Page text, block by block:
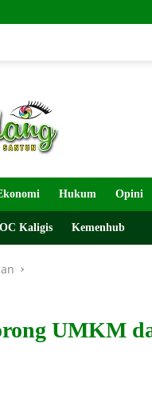
Hukum Opini
OC Kaligis Kemenhub
UMKM